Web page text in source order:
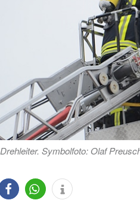
Drehleiter. Symbolfoto: Olaf